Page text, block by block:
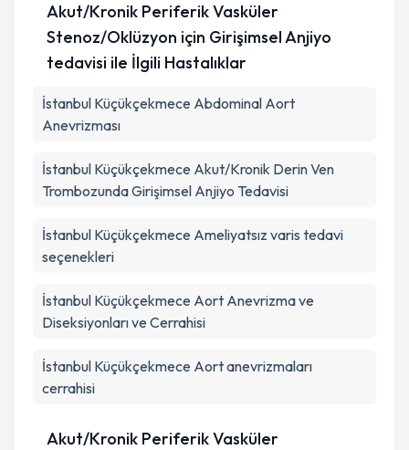
Akut/Kronik Periferik Vasküler
Stenoz/Oklüzyon için Girişimsel Anjiyo
tedavisi ile İlgili Hastalıklar
İstanbul Küçükçekmece Abdominal Aort
Anevrizması
İstanbul Küçükçekmece Akut/Kronik Derin Ven
Trombozunda Girişimsel Anjiyo Tedavisi
İstanbul Küçükçekmece Ameliyatsız varis tedavi
seçenekleri
İstanbul Küçükçekmece Aort Anevrizma ve
Diseksiyonları ve Cerrahisi
İstanbul Küçükçekmece Aort anevrizmaları
cerrahisi
Akut/Kronik Periferik Vasküler